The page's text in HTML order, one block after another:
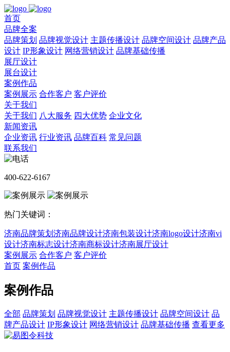
首页
品牌全案
品牌策划 品牌视觉设计 主题传播设计 品牌空间设计 品牌产品
设计 IP形象设计 网络营销设计 品牌基础传播
展厅设计
展台设计
案例作品
案例展示 合作客户 客户评价
关于我们
关于我们 八大服务 四大优势 企业文化
新闻资讯
企业资讯 行业资讯 品牌百科 常见问题
联系我们
400-622-6167
热门关键词：
济南品牌策划 济南品牌设计济南包装设计济南logo设计济南vi
设计济南标志设计济南商标设计济南展厅设计
案例展示 合作客户 客户评价
首页 案例作品
案例作品
全部 品牌策划 品牌视觉设计 主题传播设计 品牌空间设计 品
牌产品设计 IP形象设计 网络营销设计 品牌基础传播 查看更多